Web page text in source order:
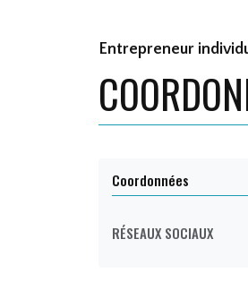
Entrepreneur
Coordonnées
RÉSEAUX SOCIAUX